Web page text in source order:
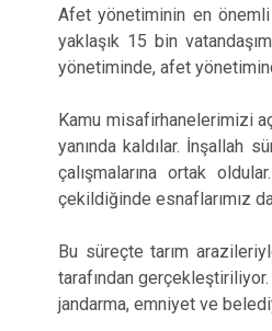
Afet yönetiminin en
yaklaşık 15 bin
yönetiminde, afet
Kamu misafirhanelerimizi
yanında kaldılar. İnşallah
çalışmalarına ortak
çekildiğinde esnaflarımız
Bu süreçte tarım
tarafından
jandarma, emniyet ve